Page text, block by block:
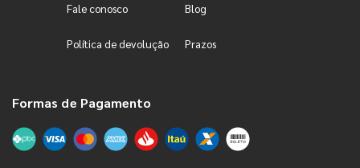
Fale conosco Blog
Política de devolução Prazos
Formas de Pagamento